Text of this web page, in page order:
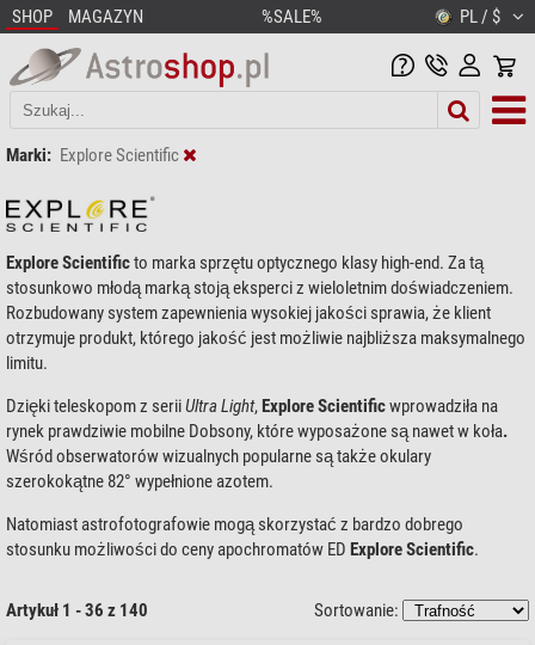
SHOP MAGAZYN %SALE% PL / $
Marki: Explore Scientific
Explore Scientificto marka sprzętu optycznego klasy high-end. Za tą
stosunkowo młodą marką stoją eksperci z wieloletnim doświadczeniem.
Rozbudowany system zapewnienia wysokiej jakości sprawia, że klient
otrzymuje produkt, którego jakość jest możliwie najbliższa maksymalnego
limitu.
Dzięki teleskopom z seriiUltra Light,Explore Scientificwprowadziła na
rynek prawdziwie mobilne Dobsony, które wyposażone są nawet w koła.
Wśród obserwatorów wizualnych popularne są także okulary
szerokokątne 82° wypełnione azotem.
Natomiast astrofotografowie mogą skorzystać z bardzo dobrego
stosunku możliwości do ceny apochromatów ED Explore Scientific.
Artykuł 1 - 36 z 140 Sortowanie: